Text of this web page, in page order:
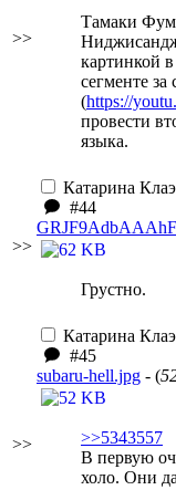
>>
Тамаки
картинкой
сегменте
(https://
провести
языка.
>>
Катарина
#44
Грустно.
>>
Катарина
#45
subaru-hell.jpg - (
>>5343557
В первую
холо. Они